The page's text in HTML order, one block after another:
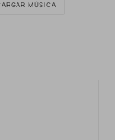
MÚSICA